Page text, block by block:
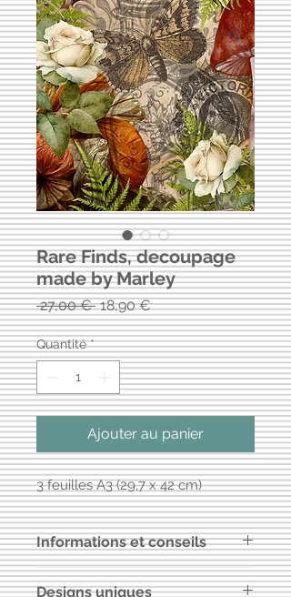
Rare Finds, decoupage
made by Marley
27,00 € Prix
original
18,90 €Prix
promotionnel
Quantité *
Ajouter au panier
3 feuilles A3 (29,7 x 42 cm)
Informations et conseils
3 feuilles A3 (29,7 x 42 cm) de
Designs uniques